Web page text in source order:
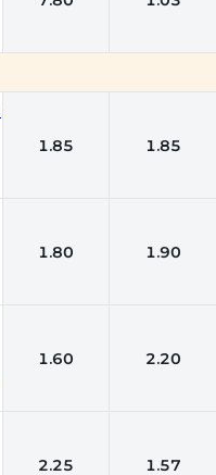
1.85 1.85
1.80 1.90
1.60 2.20
2.25 1.57